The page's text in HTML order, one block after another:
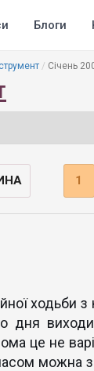
Блоги
Січень
1
ходьби з
дня
це не
можна